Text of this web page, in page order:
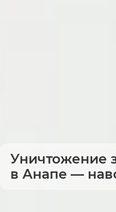
Уничтожение
в Анапе —